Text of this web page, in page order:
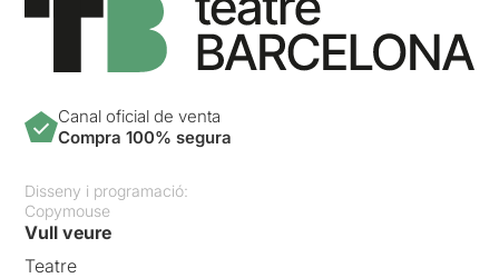
Canal oficial de venta
Compra 100% segura
Disseny i programació:
Copymouse
Vull veure
Teatre